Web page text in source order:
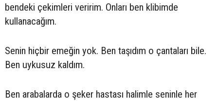
bendeki çekimleri veririm. Onları ben klibimde
kullanacağım.
Senin hiçbir emeğin yok. Ben taşıdım o çantaları bile.
Ben uykusuz kaldım.
Ben arabalarda o şeker hastası halimle seninle her